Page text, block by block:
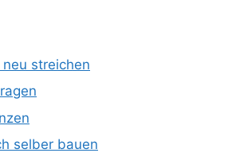
streichen
selber bauen